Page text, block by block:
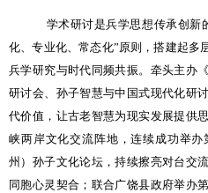
学术研讨是兵学思想传承创新
化、专业化、常态化”原则，搭建起多
兵学研究与时代同频共振。牵头主办
研讨会、孙子智慧与中国式现代化研
代价值，让古老智慧为现实发展提供
峡两岸文化交流阵地，连续成功举
州）孙子文化论坛，持续擦亮对台交
同胞心灵契合；联合广饶县政府举办